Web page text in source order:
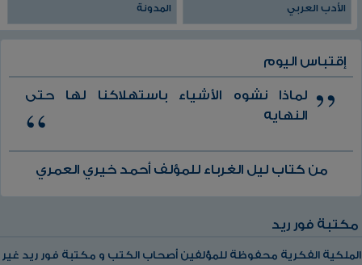
الأدب العربي المدونة
إقتباس اليوم
لماذا نشوه الأشياء باستهلاكنا لها حتى
النهايه
من كتاب ليل الغرباء للمؤلف أحمد خيري العمري
مكتبة فور ريد
الملكية الفكرية محفوظة للمؤلفين أصحاب الكتب و مكتبة فور ريد غير